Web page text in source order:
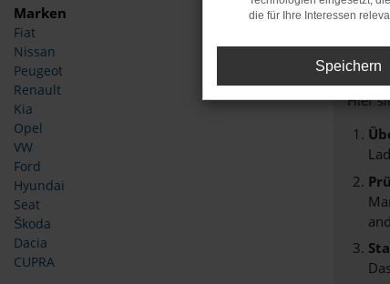
Marken
Fiat
Nissan
Peugeot
Renault
Kia
Opel
VW
Ford
Hyundai
Seat
Škoda
Dacia
CUPRA
Hier
die für Ihre Interessen
Speichern